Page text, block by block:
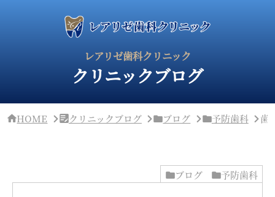
ク
レアリゼ歯科クリニック
クリニックブログ
HOME クリニックブログ ブログ 予防歯科 歯
ブログ 予防歯科